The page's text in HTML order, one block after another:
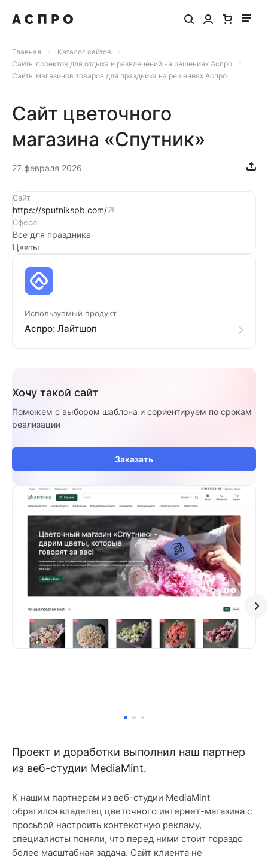
Главная
Каталог сайтов
Сайты проектов для отдыха и развлечений на решениях Аспро
Сайты магазинов товаров для праздника на решениях Аспро
Сайт цветочного
магазина «Спутник»
27 февраля 2026
Проект и доработки выполнил наш партнер
из веб-студии MediaMint.
К нашим партнерам из веб-студии MediaMint
обратился владелец цветочного интернет-магазина с
просьбой настроить контекстную рекламу,
специалисты поняли, что перед ними стоит гораздо
более масштабная задача. Сайт клиента не
Сайт
https://sputnikspb.com/
Сфера
Все для праздника
Цветы
Используемый продукт
Аспро: Лайтшоп
Хочу такой сайт
Поможем с выбором шаблона и сориентируем по срокам
реализации
Заказать